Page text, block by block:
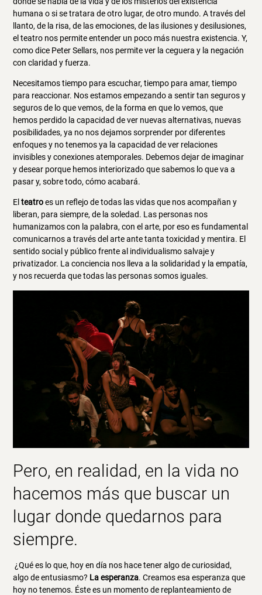
humana o si se tratara de otro lugar, de otro mundo. A través del
llanto, de la risa, de las emociones, de las ilusiones y desilusiones,
el teatro nos permite entender un poco más nuestra existencia. Y,
como dice Peter Sellars, nos permite ver la ceguera y la negación
con claridad y fuerza.
Necesitamos tiempo para escuchar, tiempo para amar, tiempo
para reaccionar. Nos estamos empezando a sentir tan seguros y
seguros de lo que vemos, de la forma en que lo vemos, que
hemos perdido la capacidad de ver nuevas alternativas, nuevas
posibilidades, ya no nos dejamos sorprender por diferentes
enfoques y no tenemos ya la capacidad de ver relaciones
invisibles y conexiones atemporales. Debemos dejar de imaginar
y desear porque hemos interiorizado que sabemos lo que va a
pasar y, sobre todo, cómo acabará.
Elteatroes un reflejo de todas las vidas que nos acompañan y
liberan, para siempre, de la soledad. Las personas nos
humanizamos con la palabra, con el arte, por eso es fundamental
comunicarnos a través del arte ante tanta toxicidad y mentira. El
sentido social y público frente al individualismo salvaje y
privatizador. La conciencia nos lleva a la solidaridad y la empatía,
y nos recuerda que todas las personas somos iguales.
Pero, en realidad, en la vida no
hacemos más que buscar un
lugar donde quedarnos para
siempre.
¿Qué es lo que, hoy en día nos hace tener algo de curiosidad,
algo de entusiasmo? La esperanza. Creamos esa esperanza que
hoy no tenemos. Éste es un momento de replanteamiento de